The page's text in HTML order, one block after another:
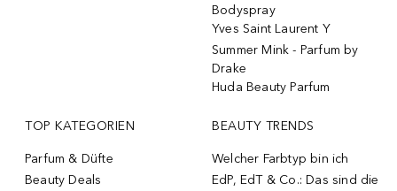
Bodyspray
Yves Saint Laurent Y
Summer Mink - Parfum by
Drake
Huda Beauty Parfum
TOP KATEGORIEN
Parfum & Düfte
Beauty Deals
BEAUTY TRENDS
Welcher Farbtyp bin ich
EdP, EdT & Co.: Das sind die